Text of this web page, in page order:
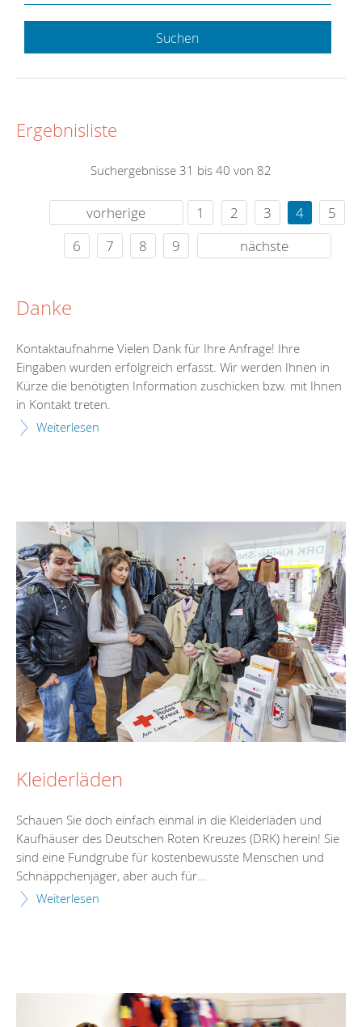
Suchen
Ergebnisliste
Suchergebnisse 31 bis 40 von 82
vorherige 1 2 3 4
5
6
7 8 9 nächste
Danke
Kontaktaufnahme Vielen Dank für Ihre Anfrage! Ihre
Eingaben wurden erfolgreich erfasst. Wir werden Ihnen in
Kürze die benötigten Information zuschicken bzw. mit Ihnen
in Kontakt treten.
Weiterlesen
Kleiderläden
Schauen Sie doch einfach einmal in die Kleiderläden und
Kaufhäuser des Deutschen Roten Kreuzes (DRK) herein! Sie
sind eine Fundgrube für kostenbewusste Menschen und
Schnäppchenjäger, aber auch für...
Weiterlesen